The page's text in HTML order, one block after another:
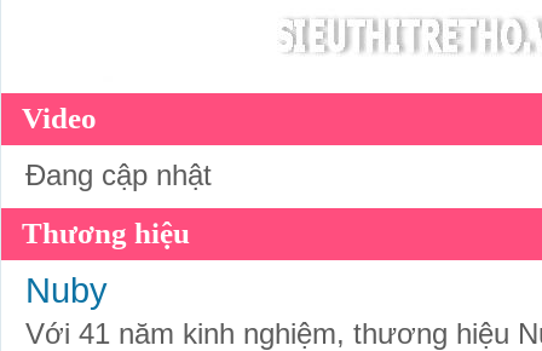
Video
Đang cập nhật
Thương hiệu
Nuby
Với 41 năm kinh nghiệm, thương hiệu